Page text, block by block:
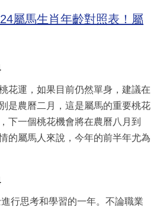
屬馬生肖年齡對照表！屬
花運，如果目前仍然單身，建議在
是農曆二月，這是屬馬的重要桃花
下一個桃花機會將在農曆八月到
的屬馬人來說，今年的前半年尤為
行思考和學習的一年。不論職業